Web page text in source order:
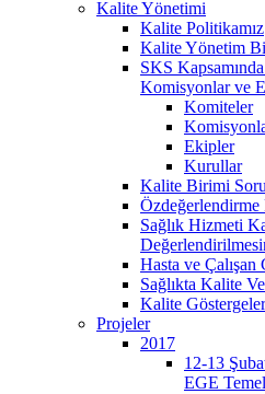
Kalite Yönetimi
Kalite Politikamız
Kalite Yönetim
SKS
Komisyonlar ve
Komiteler
Ekipler
Kurullar
Kalite Birimi
Özdeğerlendirme
Sağlık Hizmeti
Hasta ve Çalışan
Sağlıkta Kalite
Kalite
Projeler
2017
12-13
EGE